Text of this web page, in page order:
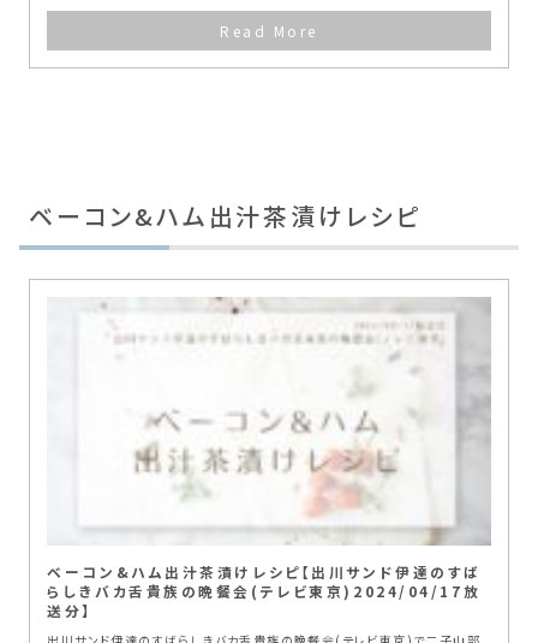
ベーコン&ハム出汁茶漬けレシピ
ベーコン&ハム出汁茶漬けレシピ【出川サンド伊達のすば
らしきバカ舌貴族の晩餐会(テレビ東京)2024/04/17放
送分】